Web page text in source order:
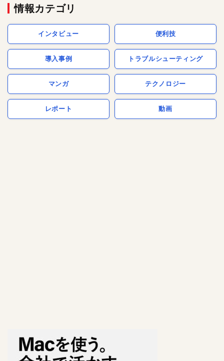
情報カテゴリ
インタビュー 便利技
導入事例 トラブルシューティング
マンガ テクノロジー
レポート 動画